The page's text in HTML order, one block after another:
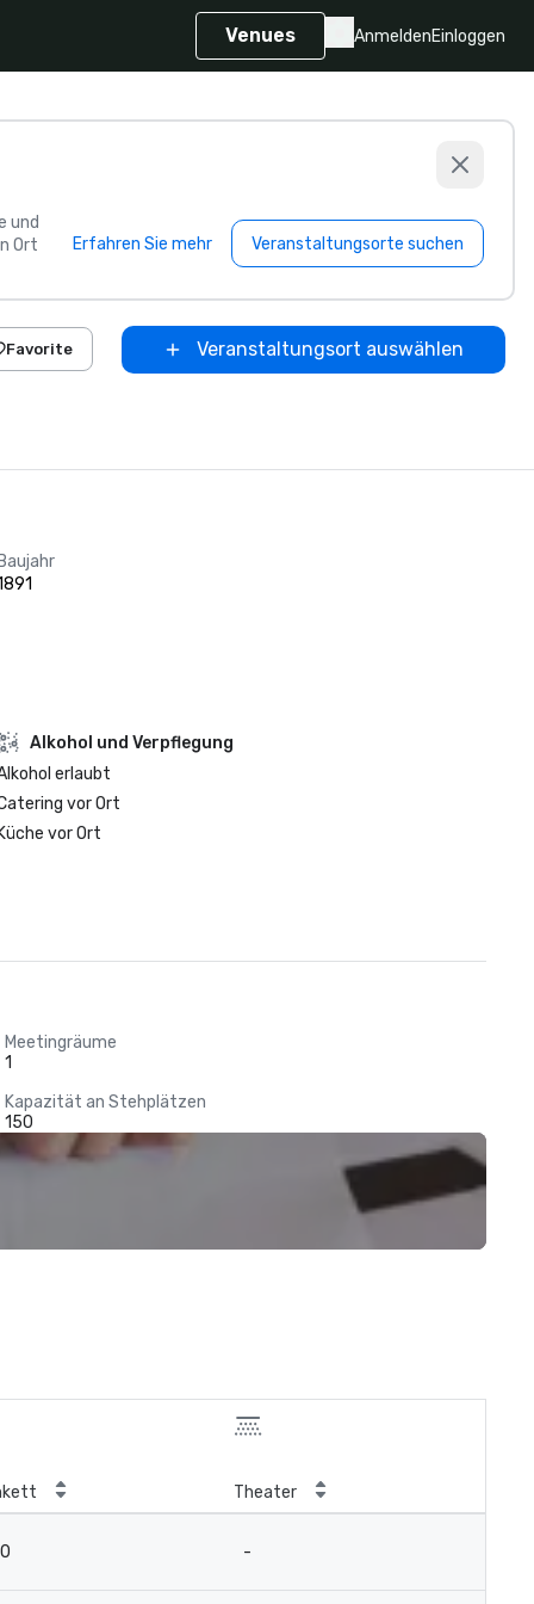
Venues AnmeldenEinloggen
und
Ort
Erfahren Sie mehr Veranstaltungsorte suchen
Favorite Veranstaltungsort auswählen
‪Alkohol‬ und Verpflegung
erlaubt
vor Ort
vor Ort
Meetingräume
1
Kapazität an Stehplätzen
150
Theater
-